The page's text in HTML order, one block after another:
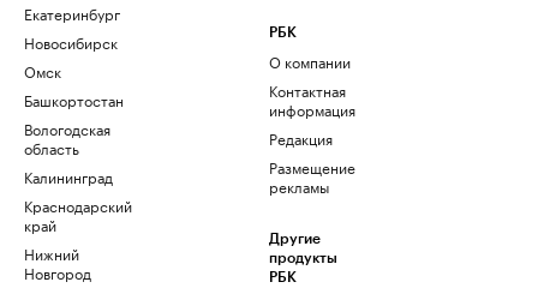
Екатеринбург
Новосибирск
Омск
Башкортостан
Вологодская
область
Калининград
Краснодарский
край
Нижний
Новгород
РБК
О компании
Контактная
информация
Редакция
Размещение
рекламы
Другие
продукты
РБК